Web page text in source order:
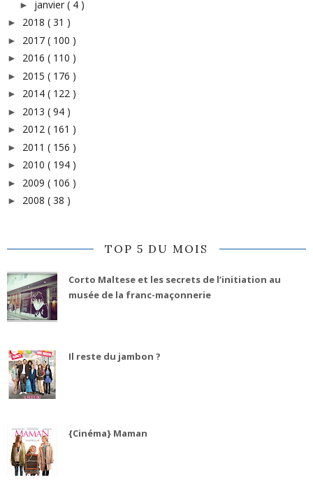
► janvier ( 4 )
► 2018 ( 31 )
► 2017 ( 100 )
► 2016 ( 110 )
► 2015 ( 176 )
► 2014 ( 122 )
► 2013 ( 94 )
► 2012 ( 161 )
► 2011 ( 156 )
► 2010 ( 194 )
► 2009 ( 106 )
► 2008 ( 38 )
TOP 5 DU MOIS
Corto Maltese et les secrets de l’initiation au
musée de la franc-maçonnerie
Il reste du jambon ?
{Cinéma} Maman